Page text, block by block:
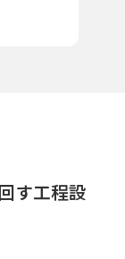
す工程設